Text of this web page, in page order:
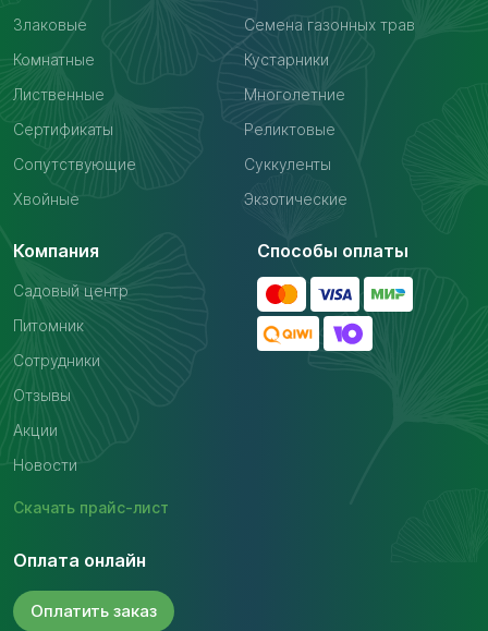
Злаковые
Семена газонных трав
Комнатные
Кустарники
Лиственные
Многолетние
Сертификаты
Реликтовые
Сопутствующие
Суккуленты
Хвойные
Экзотические
Компания
Садовый центр
Питомник
Сотрудники
Отзывы
Акции
Новости
Скачать прайс-лист
Способы оплаты
Оплата онлайн
Оплатить заказ